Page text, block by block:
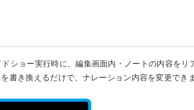
ショー実行時に、編集画面内・ノートの内容をリ
書き換えるだけで、ナレーション内容を変更でき